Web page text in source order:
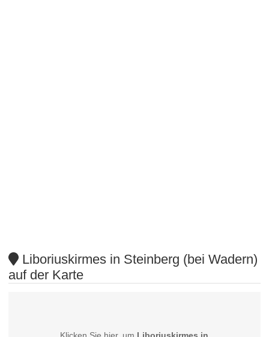
Liboriuskirmes in Steinberg (bei Wadern)
auf der Karte